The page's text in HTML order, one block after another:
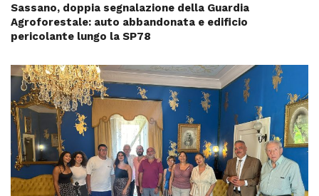
Sassano, doppia segnalazione della Guardia
Agroforestale: auto abbandonata e edificio
pericolante lungo la SP78